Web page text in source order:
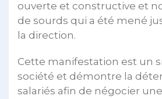
ouverte et constructive et
de sourds qui a été mené
la direction.
Cette manifestation est un
société et démontre la
salariés afin de négocier